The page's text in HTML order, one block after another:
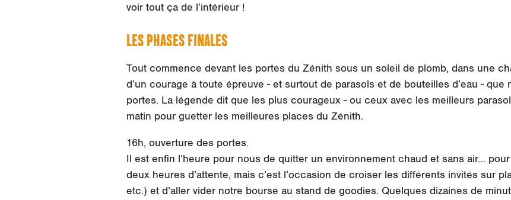
voir tout ça de l’intérieur !
LES PHASES FINALES
Tout commence devant les portes du Zénith sous un soleil de plomb, dans une
d’un courage à toute épreuve - et surtout de parasols et de bouteilles d’eau - que
portes. La légende dit que les plus courageux - ou ceux avec les meilleurs
matin pour guetter les meilleures places du Zénith.
16h, ouverture des portes.
Il est enfin l’heure pour nous de quitter un environnement chaud et sans air…
deux heures d’attente, mais c’est l’occasion de croiser les différents invités sur
etc.) et d’aller vider notre bourse au stand de goodies. Quelques dizaines de